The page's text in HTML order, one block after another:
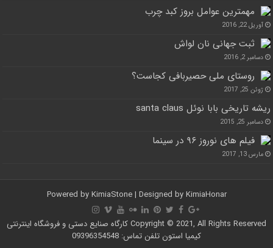
مهمترین عوامل بروز كبد چرب
آوریل 22, 2016
ثبت جهانی نان لواش
دسامبر 2, 2016
روستای ملی حصیربافی کجاست؟
ژوئن 25, 2017
ریشه تاریخی بابا نوئل santa claus
دسامبر 25, 2015
فیلم های نوروز ۹۶ در سینما
مارس 13, 2017
Powered byKimiaStone| Designed byKimiaHonar
Copyright © 2021, All Rights Reserved کارگاه صنایع دستی و فروشگاه اینترنتی
کیمیا استون تلفن تماس: 09396354548